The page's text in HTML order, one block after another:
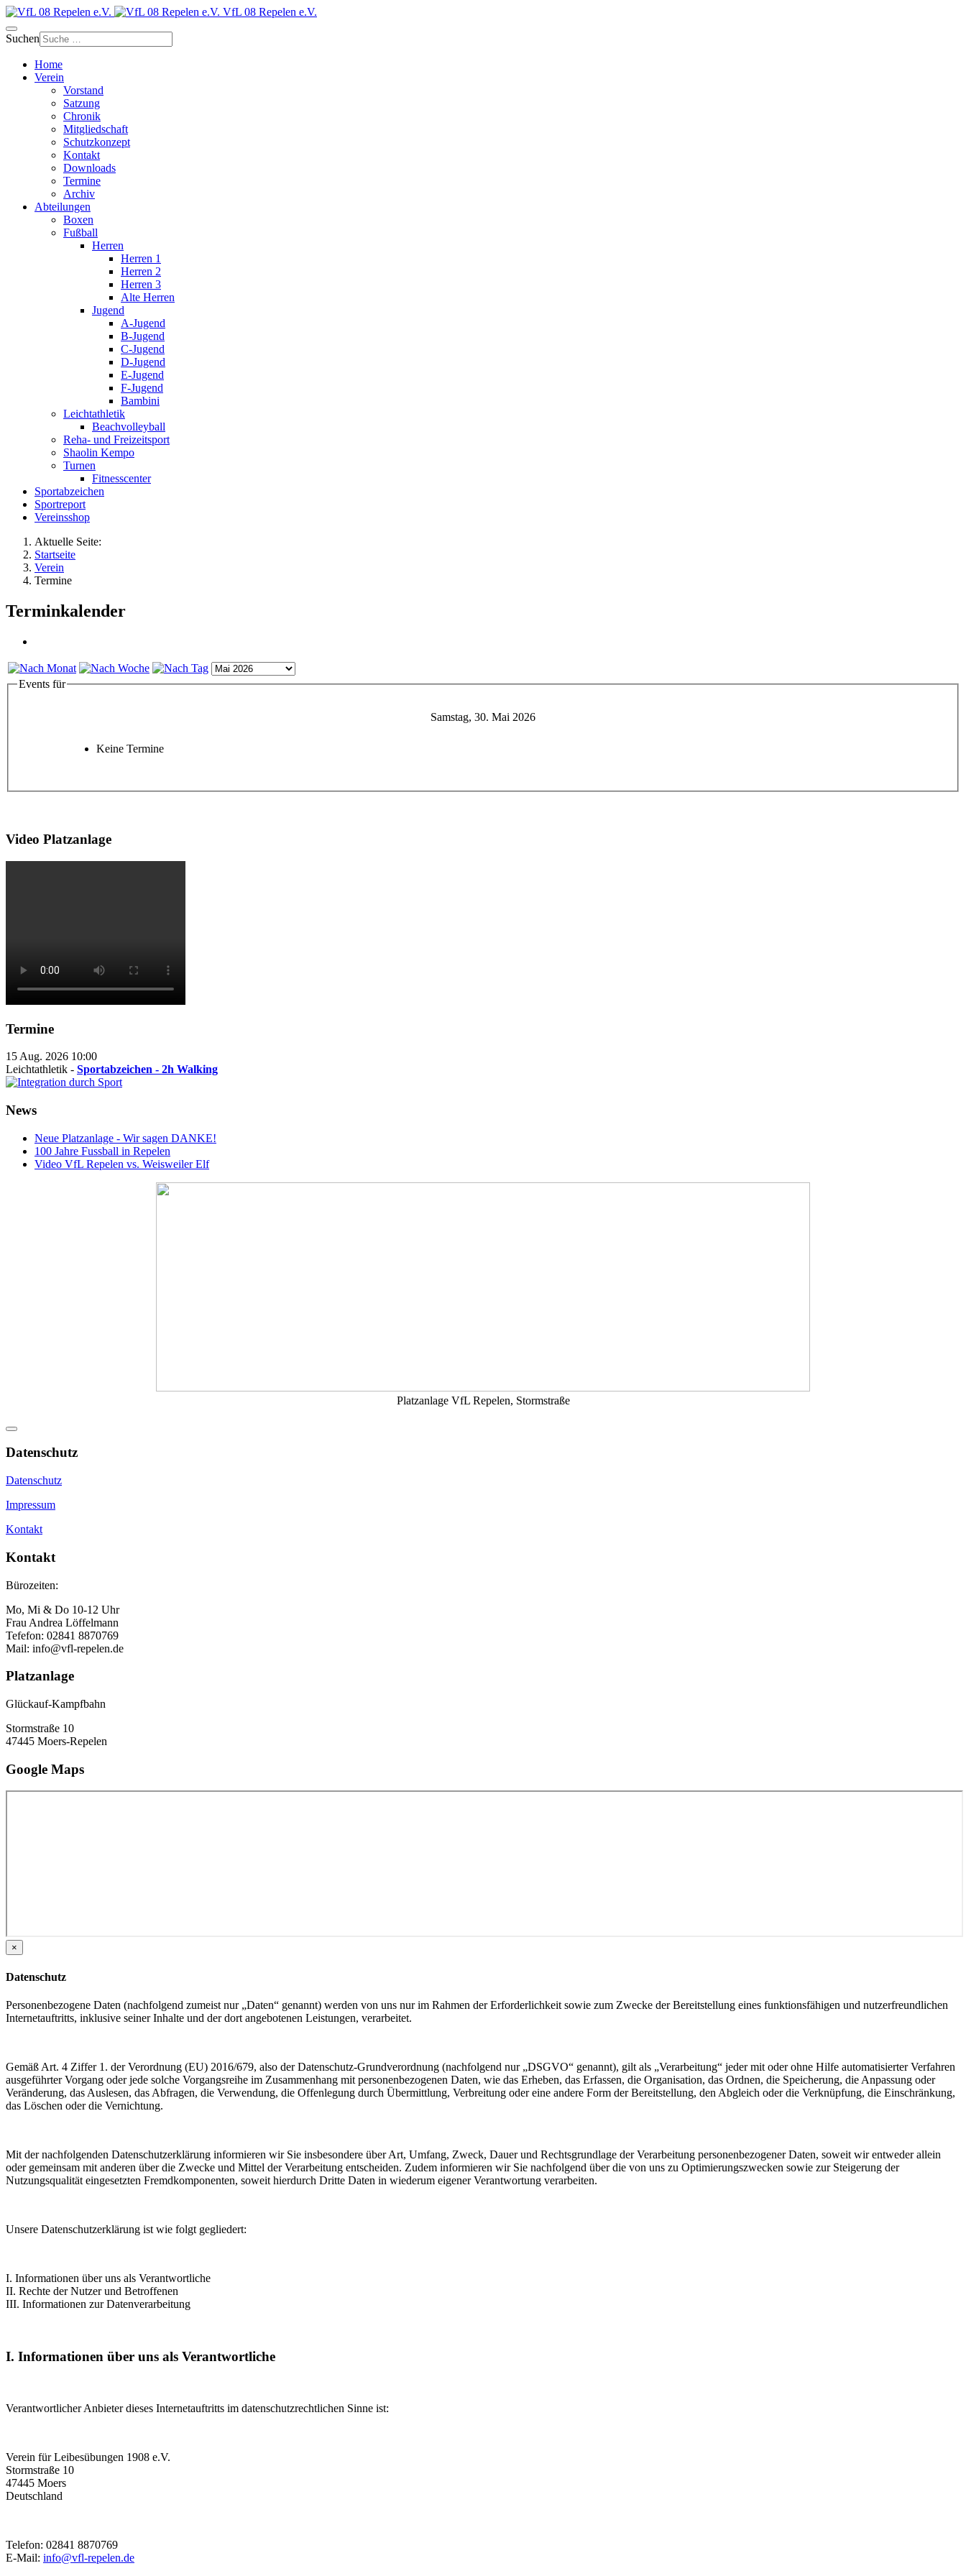
VfL 08 Repelen e.V.
Suchen
Home
Verein
Vorstand
Satzung
Chronik
Mitgliedschaft
Schutzkonzept
Kontakt
Downloads
Termine
Archiv
Abteilungen
Boxen
Fußball
Herren
Herren 1
Herren 2
Herren 3
Alte Herren
Jugend
A-Jugend
B-Jugend
C-Jugend
D-Jugend
E-Jugend
F-Jugend
Bambini
Leichtathletik
Beachvolleyball
Reha- und Freizeitsport
Shaolin Kempo
Turnen
Fitnesscenter
Sportabzeichen
Sportreport
Vereinsshop
Aktuelle Seite:
Startseite
Verein
Termine
Terminkalender
Events für
Samstag, 30. Mai 2026
Keine Termine
Video Platzanlage
Termine
15 Aug. 2026 10:00
Leichtathletik - Sportabzeichen - 2h Walking
News
Neue Platzanlage - Wir sagen DANKE!
100 Jahre Fussball in Repelen
Video VfL Repelen vs. Weisweiler Elf
Platzanlage VfL Repelen, Stormstraße
Datenschutz
Datenschutz
Impressum
Kontakt
Kontakt
Bürozeiten:
Mo, Mi & Do 10-12 Uhr
Frau Andrea Löffelmann
Tefefon: 02841 8870769
Mail: info@vfl-repelen.de
Platzanlage
Glückauf-Kampfbahn
Stormstraße 10
47445 Moers-Repelen
Google Maps
×
Datenschutz
Personenbezogene Daten (nachfolgend zumeist nur „Daten“ genannt) werden von uns nur im Rahmen der Erforderlichkeit sowie zum Zwecke der Bereitstellung eines funktionsfähigen und nutzerfreundlichen
Internetauftritts, inklusive seiner Inhalte und der dort angebotenen Leistungen, verarbeitet.
Gemäß Art. 4 Ziffer 1. der Verordnung (EU) 2016/679, also der Datenschutz-Grundverordnung (nachfolgend nur „DSGVO“ genannt), gilt als „Verarbeitung“ jeder mit oder ohne Hilfe automatisierter Verfahren
ausgeführter Vorgang oder jede solche Vorgangsreihe im Zusammenhang mit personenbezogenen Daten, wie das Erheben, das Erfassen, die Organisation, das Ordnen, die Speicherung, die Anpassung oder
Veränderung, das Auslesen, das Abfragen, die Verwendung, die Offenlegung durch Übermittlung, Verbreitung oder eine andere Form der Bereitstellung, den Abgleich oder die Verknüpfung, die Einschränkung,
das Löschen oder die Vernichtung.
Mit der nachfolgenden Datenschutzerklärung informieren wir Sie insbesondere über Art, Umfang, Zweck, Dauer und Rechtsgrundlage der Verarbeitung personenbezogener Daten, soweit wir entweder allein
oder gemeinsam mit anderen über die Zwecke und Mittel der Verarbeitung entscheiden. Zudem informieren wir Sie nachfolgend über die von uns zu Optimierungszwecken sowie zur Steigerung der
Nutzungsqualität eingesetzten Fremdkomponenten, soweit hierdurch Dritte Daten in wiederum eigener Verantwortung verarbeiten.
Unsere Datenschutzerklärung ist wie folgt gegliedert:
I. Informationen über uns als Verantwortliche
II. Rechte der Nutzer und Betroffenen
III. Informationen zur Datenverarbeitung
I. Informationen über uns als Verantwortliche
Verantwortlicher Anbieter dieses Internetauftritts im datenschutzrechtlichen Sinne ist:
Verein für Leibesübungen 1908 e.V.
Stormstraße 10
47445 Moers
Deutschland
Telefon: 02841 8870769
E-Mail: info@vfl-repelen.de